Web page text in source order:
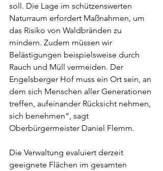
soll. Die Lage im schützenswerten
Naturraum erfordert Maßnahmen, um
das Risiko von Waldbränden zu
mindern. Zudem müssen wir
Belästigungen beispielsweise durch
Rauch und Müll vermeiden. Der
Engelsberger Hof muss ein Ort sein, an
dem sich Menschen aller Generationen
treffen, aufeinander Rücksicht nehmen,
sich benehmen“, sagt
Oberbürgermeister Daniel Flemm.
Die Verwaltung evaluiert derzeit
geeignete Flächen im gesamten